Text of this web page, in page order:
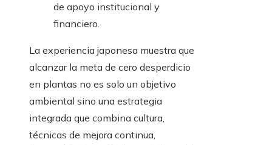
de apoyo institucional y
financiero.
La experiencia japonesa muestra que
alcanzar la meta de cero desperdicio
en plantas no es solo un objetivo
ambiental sino una estrategia
integrada que combina cultura,
técnicas de mejora continua,